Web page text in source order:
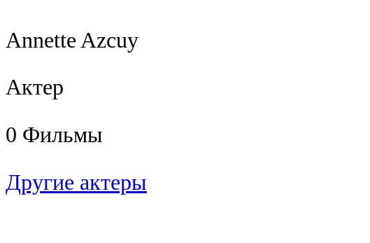
Annette Azcuy
Актер
0 Фильмы
Другие актеры